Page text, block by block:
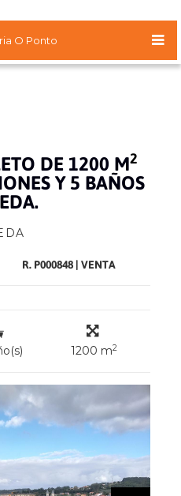
O Ponto
DE 1200 M2
Y 5 BAÑOS
R. P000848 |VENTA
1200 m2